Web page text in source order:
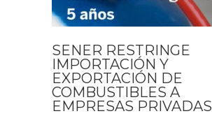
SENER RESTRINGE
IMPORTACIÓN Y
EXPORTACIÓN DE
COMBUSTIBLES A
EMPRESAS PRIVADAS